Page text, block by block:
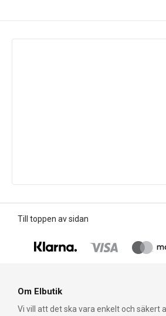
Till toppen av sidan
Om Elbutik
Vi vill att det ska vara enkelt och säkert